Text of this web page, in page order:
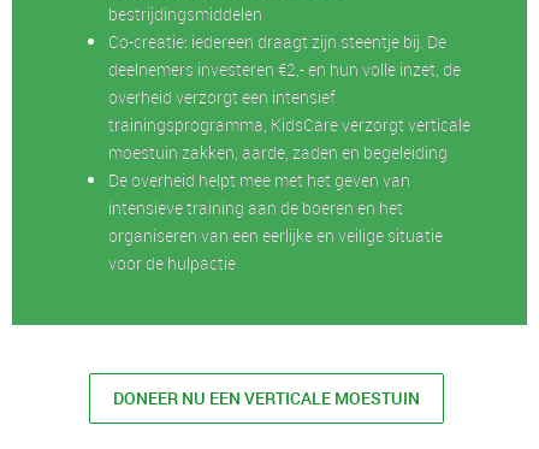
bestrijdingsmiddelen
Co-creatie: iedereen draagt zijn steentje bij. De
deelnemers investeren €2,- en hun volle inzet, de
overheid verzorgt een intensief
trainingsprogramma, KidsCare verzorgt verticale
moestuin zakken, aarde, zaden en begeleiding
De overheid helpt mee met het geven van
intensieve training aan de boeren en het
organiseren van een eerlijke en veilige situatie
voor de hulpactie
DONEER NU EEN VERTICALE MOESTUIN